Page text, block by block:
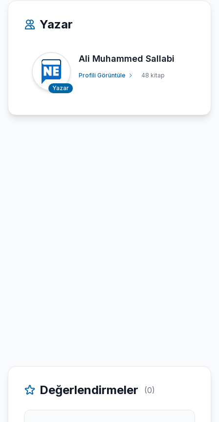
Yazar
Yazar
Ali Muhammed Sallabi
Profili Görüntüle 48 kitap
Değerlendirmeler (0)